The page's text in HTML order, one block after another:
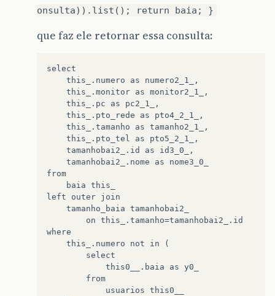
onsulta)).list(); return baia; }
que faz ele retornar essa consulta:
select
    this_.numero as numero2_1_,
    this_.monitor as monitor2_1_,
    this_.pc as pc2_1_,
    this_.pto_rede as pto4_2_1_,
    this_.tamanho as tamanho2_1_,
    this_.pto_tel as pto5_2_1_,
    tamanhobai2_.id as id3_0_,
    tamanhobai2_.nome as nome3_0_
from
    baia this_
left outer join
    tamanho_baia tamanhobai2_
        on this_.tamanho=tamanhobai2_.id
where
    this_.numero not in (
        select
            this0__.baia as y0_
        from
            usuarios this0__